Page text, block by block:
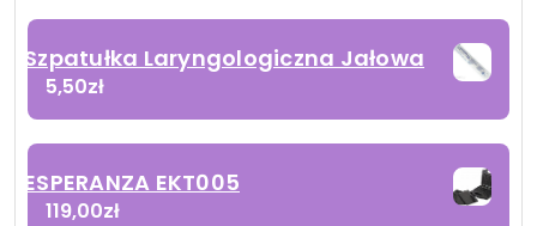
Szpatułka Laryngologiczna Jałowa
5,50zł
ESPERANZA EKT005
119,00zł